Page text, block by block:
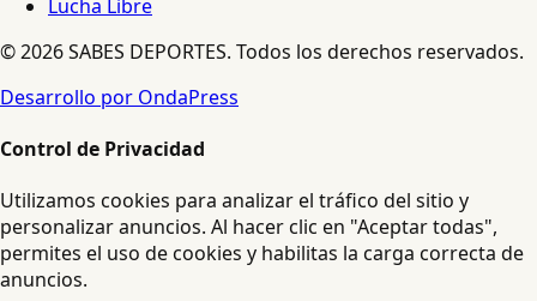
Lucha Libre
© 2026 SABES DEPORTES. Todos los derechos reservados.
Desarrollo por OndaPress
Control de Privacidad
Utilizamos cookies para analizar el tráfico del sitio y
personalizar anuncios. Al hacer clic en "Aceptar todas",
permites el uso de cookies y habilitas la carga correcta de
anuncios.